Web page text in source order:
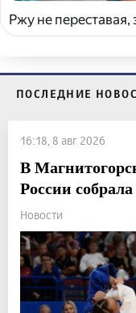
Ржу не
ПОСЛЕДНИЕ
16:18, 8 авг 2026
В
России
Новости